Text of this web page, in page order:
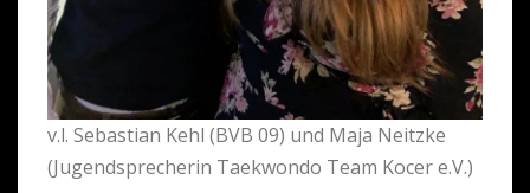
v.l. Sebastian Kehl (BVB 09) und Maja Neitzke
(Jugendsprecherin Taekwondo Team Kocer e.V.)